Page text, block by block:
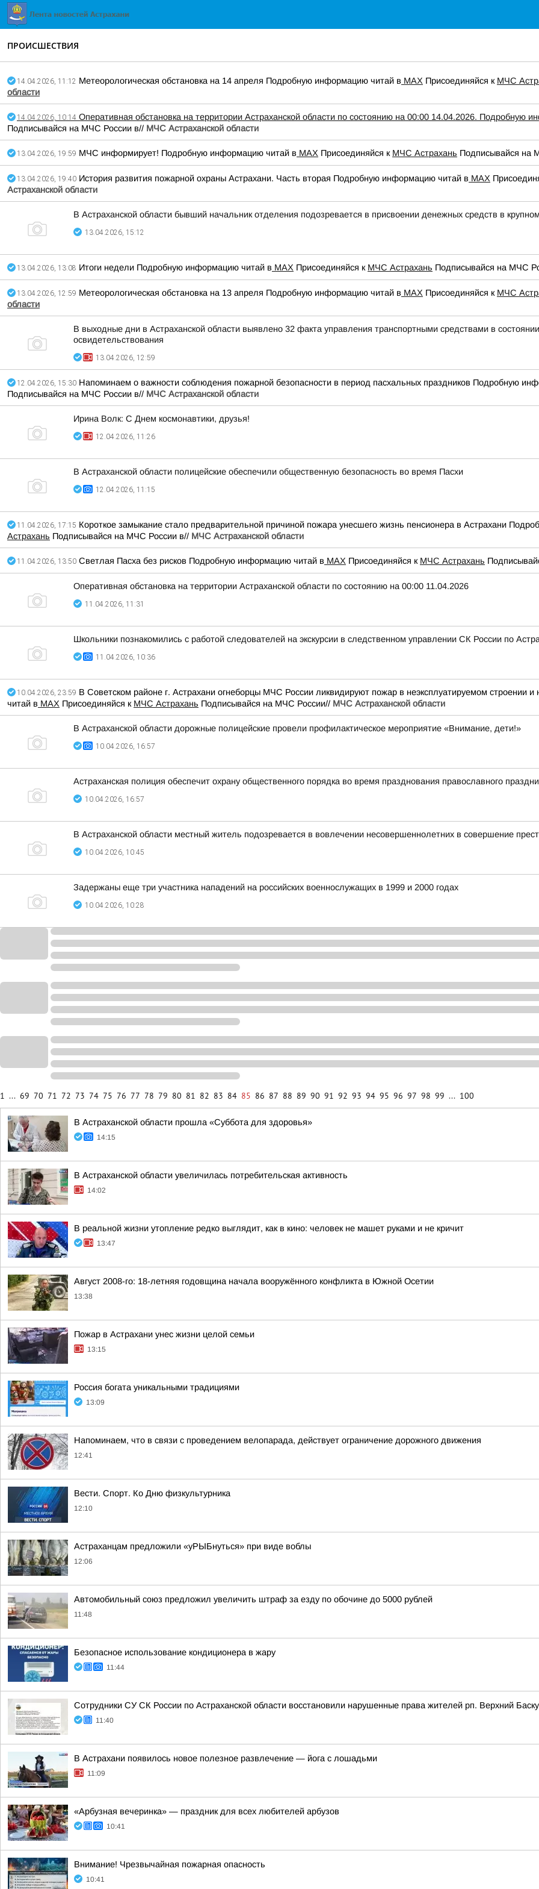
ПРОИСШЕСТВИЯ
14.04.2026, 11:12 Метеорологическая обстановка на 14 апреля Подробную информацию читай в МАХ Присоединяйся к МЧС
области
14.04.2026, 10:14 Оперативная обстановка на территории Астраханской области по состоянию на 00:00 14.04.2026. Подробную
Подписывайся на МЧС России в// МЧС Астраханской области
13.04.2026, 19:59 МЧС информирует! Подробную информацию читай в МАХ Присоединяйся к МЧС Астрахань Подписывайся на
13.04.2026, 19:40 История развития пожарной охраны Астрахани. Часть вторая Подробную информацию читай в МАХ
Астраханской области
В Астраханской области бывший начальник отделения подозревается в присвоении денежных средств в
13.04.2026, 15:12
13.04.2026, 13:08 Итоги недели Подробную информацию читай в МАХ Присоединяйся к МЧС Астрахань Подписывайся на МЧС
13.04.2026, 12:59 Метеорологическая обстановка на 13 апреля Подробную информацию читай в МАХ Присоединяйся к МЧС
области
В выходные дни в Астраханской области выявлено 32 факта управления транспортными средствами в
освидетельствования
13.04.2026, 12:59
12.04.2026, 15:30 Напоминаем о важности соблюдения пожарной безопасности в период пасхальных праздников Подробную
Подписывайся на МЧС России в// МЧС Астраханской области
Ирина Волк: С Днем космонавтики, друзья!
12.04.2026, 11:26
В Астраханской области полицейские обеспечили общественную безопасность во время Пасхи
12.04.2026, 11:15
11.04.2026, 17:15 Короткое замыкание стало предварительной причиной пожара унесшего жизнь пенсионера в Астрахани
Астрахань Подписывайся на МЧС России в// МЧС Астраханской области
11.04.2026, 13:50 Светлая Пасха без рисков Подробную информацию читай в МАХ Присоединяйся к МЧС Астрахань
Оперативная обстановка на территории Астраханской области по состоянию на 00:00 11.04.2026
11.04.2026, 11:31
Школьники познакомились с работой следователей на экскурсии в следственном управлении СК России по
11.04.2026, 10:36
10.04.2026, 23:59 В Советском районе г. Астрахани огнеборцы МЧС России ликвидируют пожар в неэксплуатируемом строении
читай в МАХ Присоединяйся к МЧС Астрахань Подписывайся на МЧС России// МЧС Астраханской области
В Астраханской области дорожные полицейские провели профилактическое мероприятие «Внимание, дети!»
10.04.2026, 16:57
Астраханская полиция обеспечит охрану общественного порядка во время празднования православного
10.04.2026, 16:57
В Астраханской области местный житель подозревается в вовлечении несовершеннолетних в совершение
10.04.2026, 10:45
Задержаны еще три участника нападений на российских военнослужащих в 1999 и 2000 годах
10.04.2026, 10:28
1 ... 69 70 71 72 73 74 75 76 77 78 79 80 81 82 83 84 85 86 87 88 89 90 91 92 93 94 95 96 97 98 99 ... 100
В Астраханской области прошла «Суббота для здоровья»
14:15
В Астраханской области увеличилась потребительская активность
14:02
В реальной жизни утопление редко выглядит, как в кино: человек не машет руками и не кричит
13:47
Август 2008-го: 18-летняя годовщина начала вооружённого конфликта в Южной Осетии
13:38
Пожар в Астрахани унес жизни целой семьи
13:15
Россия богата уникальными традициями
13:09
Напоминаем, что в связи с проведением велопарада, действует ограничение дорожного движения
12:41
Вести. Спорт. Ко Дню физкультурника
12:10
Астраханцам предложили «уРЫБнуться» при виде воблы
12:06
Автомобильный союз предложил увеличить штраф за езду по обочине до 5000 рублей
11:48
Безопасное использование кондиционера в жару
11:44
Сотрудники СУ СК России по Астраханской области восстановили нарушенные права жителей рп. Верхний
11:40
В Астрахани появилось новое полезное развлечение — йога с лошадьми
11:09
«Арбузная вечеринка» — праздник для всех любителей арбузов
10:41
Внимание! Чрезвычайная пожарная опасность
10:41